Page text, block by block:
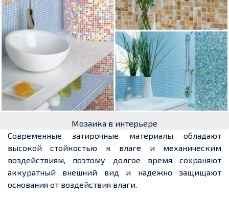
Мозаика в интерьере
Современные затирочные материалы обладают
высокой стойкостью к влаге и механическим
воздействиям, поэтому долгое время сохраняют
аккуратный внешний вид и надежно защищают
основания от воздействия влаги.